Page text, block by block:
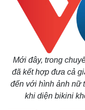
Mới đây, trong
đã kết hợp đưa cả
đến với hình ảnh nữ
khi diện bikini